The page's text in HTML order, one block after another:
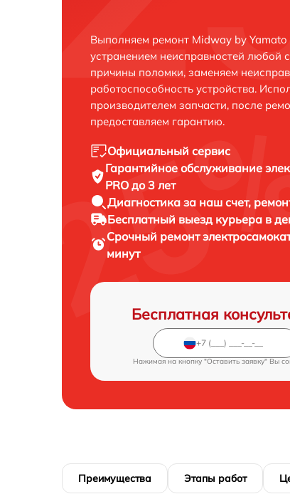
Выполняем ремонт Midway by
устранением неисправностей любой
причины поломки, заменяем
работоспособность устройства.
производителем запчасти, после
предоставляем гарантию.
Официальный сервис
Гарантийное обслуживание
PRO до 3 лет
Диагностика за наш счет,
Бесплатный выезд курьера в
Срочный ремонт
минут
Бесплатная
Нажимая на кнопку "Оставить заявку" Вы
Преимущества Этапы работ